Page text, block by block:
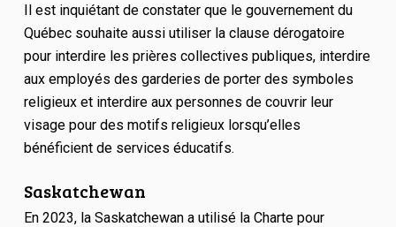
Il est inquiétant de constater que le gouvernement du
Québec souhaite aussi utiliser la clause dérogatoire
pour interdire les prières collectives publiques, interdire
aux employés des garderies de porter des symboles
religieux et interdire aux personnes de couvrir leur
visage pour des motifs religieux lorsqu’elles
bénéficient de services éducatifs.
Saskatchewan
En 2023, la Saskatchewan a utilisé la Charte pour